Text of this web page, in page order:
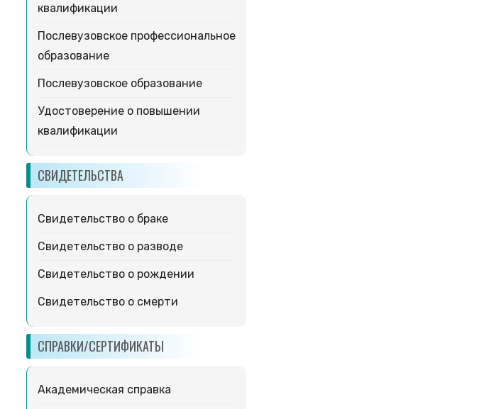
квалификации
Послевузовское профессиональное
образование
Послевузовское образование
Удостоверение о повышении
квалификации
СВИДЕТЕЛЬСТВА
Свидетельство о браке
Свидетельство о разводе
Свидетельство о рождении
Свидетельство о смерти
СПРАВКИ/СЕРТИФИКАТЫ
Академическая справка